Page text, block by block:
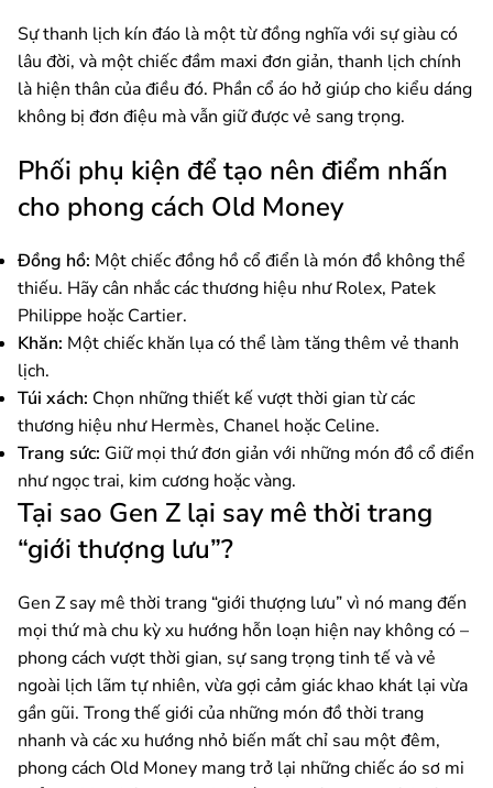
Sự thanh lịch kín đáo là một từ đồng nghĩa với sự giàu có
lâu đời, và một chiếc đầm maxi đơn giản, thanh lịch chính
là hiện thân của điều đó. Phần cổ áo hở giúp cho kiểu dáng
không bị đơn điệu mà vẫn giữ được vẻ sang trọng.
Phối phụ kiện để tạo nên điểm nhấn
cho phong cách Old Money
Đồng hồ: Một chiếc đồng hồ cổ điển là món đồ không thể
thiếu. Hãy cân nhắc các thương hiệu như Rolex, Patek
Philippe hoặc Cartier.
Khăn: Một chiếc khăn lụa có thể làm tăng thêm vẻ thanh
lịch.
Túi xách: Chọn những thiết kế vượt thời gian từ các
thương hiệu như Hermès, Chanel hoặc Celine.
Trang sức: Giữ mọi thứ đơn giản với những món đồ cổ điển
như ngọc trai, kim cương hoặc vàng.
Tại sao Gen Z lại say mê thời trang
“giới thượng lưu”?
Gen Z say mê thời trang “giới thượng lưu” vì nó mang đến
mọi thứ mà chu kỳ xu hướng hỗn loạn hiện nay không có –
phong cách vượt thời gian, sự sang trọng tinh tế và vẻ
ngoài lịch lãm tự nhiên, vừa gợi cảm giác khao khát lại vừa
gần gũi. Trong thế giới của những món đồ thời trang
nhanh và các xu hướng nhỏ biến mất chỉ sau một đêm,
phong cách Old Money mang trở lại những chiếc áo sơ mi